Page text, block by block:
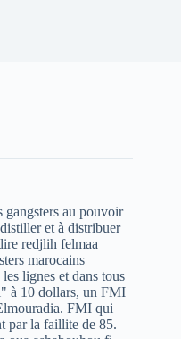
au pouvoir
et à distribuer
redjlih felmaa
marocains
lignes et dans tous
à 10 dollars, un FMI
FMI qui
par la faillite de 85.